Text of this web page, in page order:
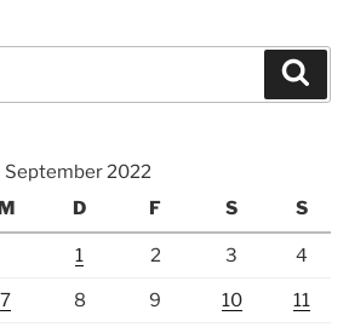
September 2022
M D F S S
1 2 3 4
7 8 9 10 11